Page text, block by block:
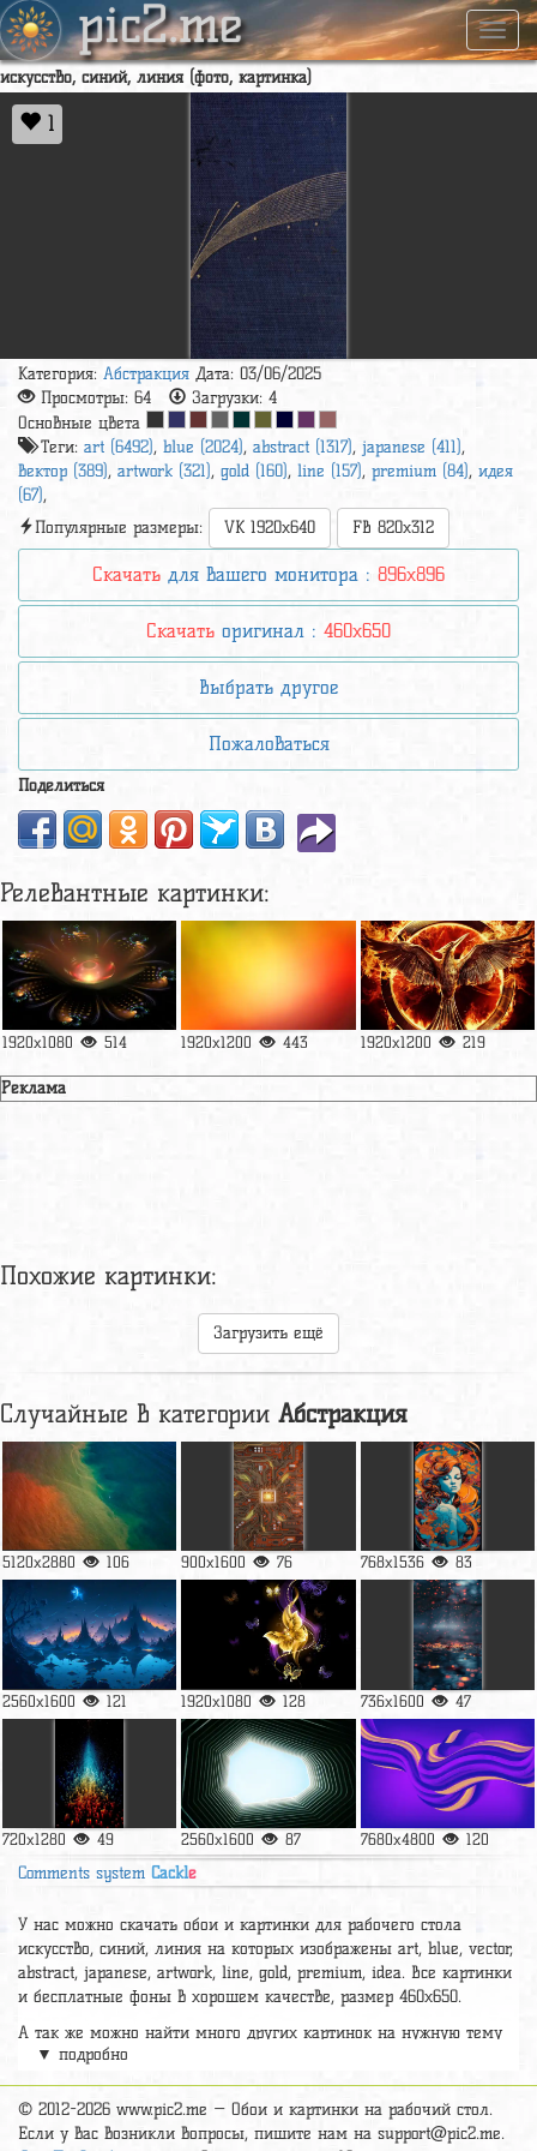
pic2.me
искусство, синий, линия (фото, картинка)
1
Категория: Абстракция Дата: 03/06/2025
Просмотры: 64 Загрузки: 4
Основные цвета
Теги: art (6492), blue (2024), abstract (1317), japanese (411),
вектор (389), artwork (321), gold (160), line (157), premium (84), идея
(67),
Популярные размеры:
VK 1920x640 FB 820x312
Скачать для вашего монитора : 896x896
Скачать оригинал : 460x650
Выбрать другое
Пожаловаться
Поделиться
Релевантные картинки:
1920x1080 514 1920x1200 443 1920x1200 219
Реклама
Похожие картинки:
Загрузить ещё
Случайные в категории Абстракция
5120x2880 106 900x1600 76 768x1536 83
2560x1600 121 1920x1080 128 736x1600 47
720x1280 49 2560x1600 87 7680x4800 120
Comments system Cackle
У нас можно скачать обои и картинки для рабочего стола
искусство, синий, линия на которых изображены art, blue, vector,
abstract, japanese, artwork, line, gold, premium, idea. Все картинки
и бесплатные фоны в хорошем качестве, размер 460x650.
А так же можно найти много других картинок на нужную тему
разделобои Абстракция
большое количество красивых широкоформатных картинок, фото
и обоев хорошего hd качества бесплатно и на телефон.
▼ подробно
© 2012-2026 www.pic2.me — Обои и картинки на рабочий стол.
Если у вас возникли вопросы, пишите нам на support@pic2.me.